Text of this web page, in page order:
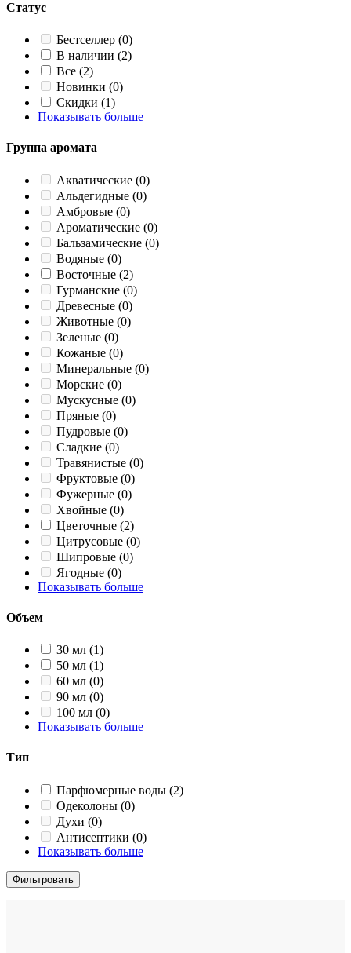
Статус
Бестселлер (0)
В наличии (2)
Все (2)
Новинки (0)
Скидки (1)
Показывать больше
Группа аромата
Акватические (0)
Альдегидные (0)
Амбровые (0)
Ароматические (0)
Бальзамические (0)
Водяные (0)
Восточные (2)
Гурманские (0)
Древесные (0)
Животные (0)
Зеленые (0)
Кожаные (0)
Минеральные (0)
Морские (0)
Мускусные (0)
Пряные (0)
Пудровые (0)
Сладкие (0)
Травянистые (0)
Фруктовые (0)
Фужерные (0)
Хвойные (0)
Цветочные (2)
Цитрусовые (0)
Шипровые (0)
Ягодные (0)
Показывать больше
Объем
30 мл (1)
50 мл (1)
60 мл (0)
90 мл (0)
100 мл (0)
Показывать больше
Тип
Парфюмерные воды (2)
Одеколоны (0)
Духи (0)
Антисептики (0)
Показывать больше
Фильтровать